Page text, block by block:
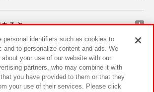
そぶ
ンペーン
personal identifiers such as cookies to
and to personalize content and ads. We
your use of our website with our
partners, who may combine it with
you have provided to them or that they
your use of their services. Please click